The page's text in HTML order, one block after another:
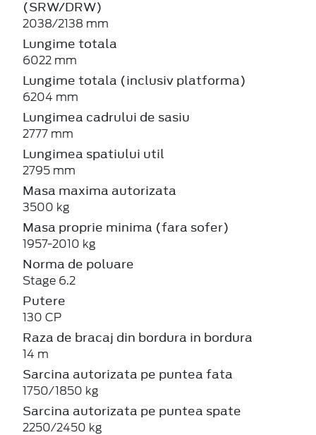
(SRW/DRW)
2038/2138 mm
Lungime totala
6022 mm
Lungime totala (inclusiv platforma)
6204 mm
Lungimea cadrului de sasiu
2777 mm
Lungimea spatiului util
2795 mm
Masa maxima autorizata
3500 kg
Masa proprie minima (fara sofer)
1957-2010 kg
Norma de poluare
Stage 6.2
Putere
130 CP
Raza de bracaj din bordura in bordura
14 m
Sarcina autorizata pe puntea fata
1750/1850 kg
Sarcina autorizata pe puntea spate
2250/2450 kg